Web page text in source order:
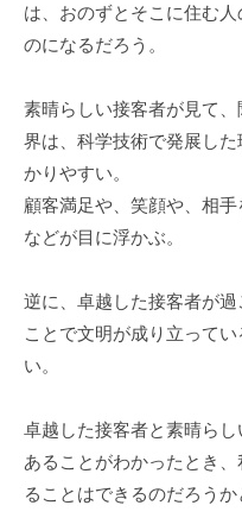
は、おのずとそこに住む
のになるだろう。
素晴らしい接客者が見て
界は、科学技術で発展し
かりやすい。
顧客満足や、笑顔や、相
などが目に浮かぶ。
逆に、卓越した接客者が
ことで文明が成り立って
い。
卓越した接客者と素晴ら
あることがわかったとき
ることはできるのだろうか